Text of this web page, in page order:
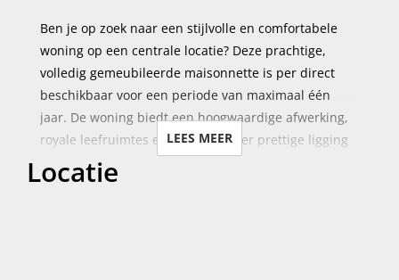
Ben je op zoek naar een stijlvolle en comfortabele
woning op een centrale locatie? Deze prachtige,
volledig gemeubileerde maisonnette is per direct
beschikbaar voor een periode van maximaal één
jaar. De woning biedt een hoogwaardige afwerking,
royale leefruimtes en een bijzonder prettige ligging
in Haarlem.
Met maar liefst drie slaapkamers is dit de ideale
LEES MEER
Locatie